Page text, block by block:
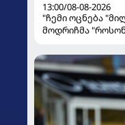
13:00/08-08-2026
"ჩემი ოცნება
მოდრიჩმა